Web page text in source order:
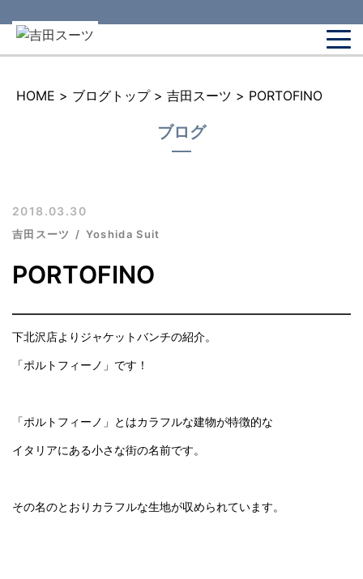
HOME > ブログトップ > 吉田スーツ > PORTOFINO
ブログ
2018.03.30
吉田スーツ Yoshida Suit
PORTOFINO
下北沢店よりジャケットバンチの紹介。
「ポルトフィーノ」です！
「ポルトフィーノ」とはカラフルな建物が特徴的な
イタリアにある小さな街の名前です。
その名のとおりカラフルな生地が収められています。